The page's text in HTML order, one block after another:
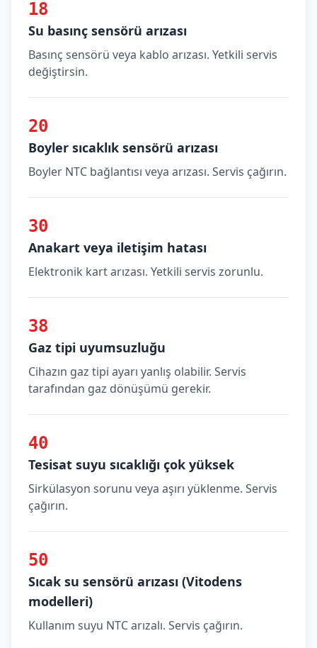
18
Su basınç sensörü arızası
Basınç sensörü veya kablo arızası. Yetkili servis
değiştirsin.
20
Boyler sıcaklık sensörü arızası
Boyler NTC bağlantısı veya arızası. Servis çağırın.
30
Anakart veya iletişim hatası
Elektronik kart arızası. Yetkili servis zorunlu.
38
Gaz tipi uyumsuzluğu
Cihazın gaz tipi ayarı yanlış olabilir. Servis
tarafından gaz dönüşümü gerekir.
40
Tesisat suyu sıcaklığı çok yüksek
Sirkülasyon sorunu veya aşırı yüklenme. Servis
çağırın.
50
Sıcak su sensörü arızası (Vitodens
modelleri)
Kullanım suyu NTC arızalı. Servis çağırın.